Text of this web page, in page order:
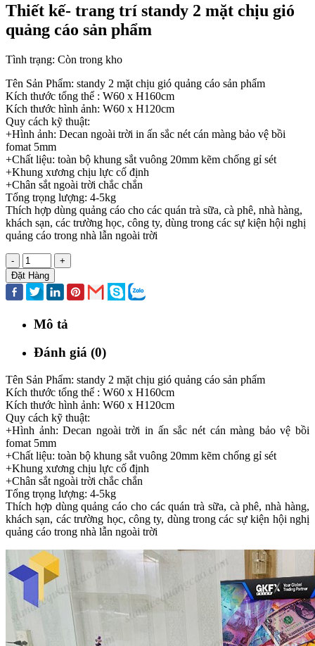
Thiết kế- trang trí standy 2 mặt chịu gió
quảng cáo sản phẩm
Tình trạng: Còn trong kho
Tên Sản Phẩm: standy 2 mặt chịu gió quảng cáo sản phẩm
Kích thước tổng thể : W60 x H160cm
Kích thước hình ảnh: W60 x H120cm
Quy cách kỹ thuật:
+Hình ảnh: Decan ngoài trời in ấn sắc nét cán màng bảo vệ bồi
fomat 5mm
+Chất liệu: toàn bộ khung sắt vuông 20mm kẽm chống gỉ sét
+Khung xương chịu lực cố định
+Chân sắt ngoài trời chắc chắn
Tổng trọng lượng: 4-5kg
Thích hợp dùng quảng cáo cho các quán trà sữa, cà phê, nhà hàng,
khách sạn, các trường học, công ty, dùng trong các sự kiện hội nghị
quảng cáo trong nhà lẫn ngoài trời
-
+
Đặt Hàng
Mô tả
Đánh giá (0)
Tên Sản Phẩm: standy 2 mặt chịu gió quảng cáo sản phẩm
Kích thước tổng thể : W60 x H160cm
Kích thước hình ảnh: W60 x H120cm
Quy cách kỹ thuật:
+Hình ảnh: Decan ngoài trời in ấn sắc nét cán màng bảo vệ bồi
fomat 5mm
+Chất liệu: toàn bộ khung sắt vuông 20mm kẽm chống gỉ sét
+Khung xương chịu lực cố định
+Chân sắt ngoài trời chắc chắn
Tổng trọng lượng: 4-5kg
Thích hợp dùng quảng cáo cho các quán trà sữa, cà phê, nhà hàng,
khách sạn, các trường học, công ty, dùng trong các sự kiện hội nghị
quảng cáo trong nhà lẫn ngoài trời